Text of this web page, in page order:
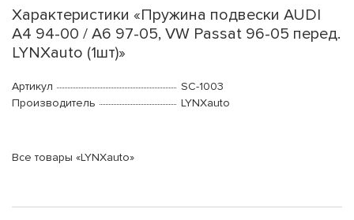
Характеристики «Пружина подвески AUDI
A4 94-00 / A6 97-05, VW Passat 96-05 перед.
LYNXauto (1шт)»
Артикул
SC-1003
Производитель
LYNXauto
Все товары «LYNXauto»